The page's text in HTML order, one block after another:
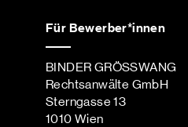
Für Bewerber*innen
BINDER GRÖSSWANG
Rechtsanwälte GmbH
Sterngasse 13
1010 Wien